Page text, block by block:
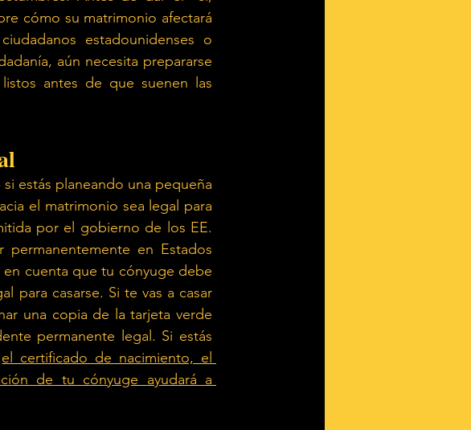
cómo su matrimonio afectará
estadounidenses o
aún necesita prepararse
antes de que suenen las
estás planeando una pequeña
el matrimonio sea legal para
por el gobierno de los EE.
en Estados
cuenta que tu cónyuge debe
para casarse. Si te vas a casar
una copia de la tarjeta verde
permanente legal. Si estás
el certificado de nacimiento, el
de tu cónyuge ayudará a